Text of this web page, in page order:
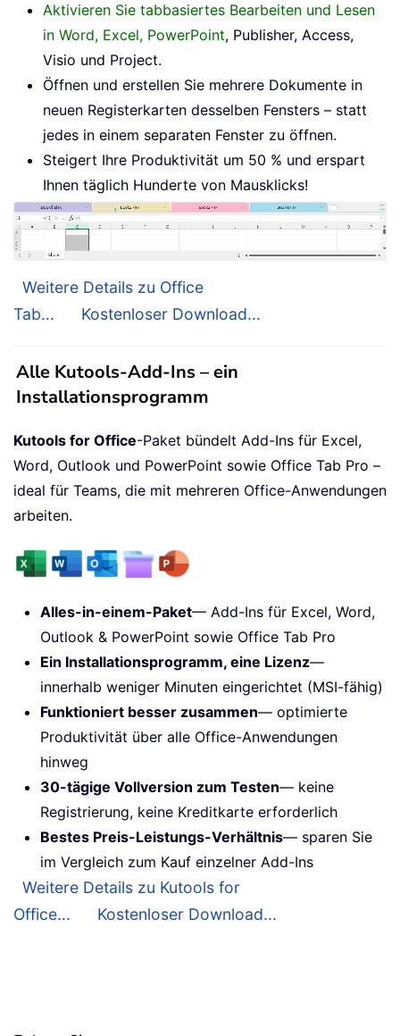
Aktivieren Sie tabbasiertes Bearbeiten und Lesen
in Word, Excel, PowerPoint, Publisher, Access,
Visio und Project.
Öffnen und erstellen Sie mehrere Dokumente in
neuen Registerkarten desselben Fensters – statt
jedes in einem separaten Fenster zu öffnen.
Steigert Ihre Produktivität um 50 % und erspart
Ihnen täglich Hunderte von Mausklicks!
Weitere Details zu Office
Tab...
Kostenloser Download...
Alle Kutools-Add-Ins – ein
Installationsprogramm
Kutools for Office-Paket bündelt Add-Ins für Excel,
Word, Outlook und PowerPoint sowie Office Tab Pro –
ideal für Teams, die mit mehreren Office-Anwendungen
arbeiten.
Alles-in-einem-Paket— Add-Ins für Excel, Word,
Outlook & PowerPoint sowie Office Tab Pro
Ein Installationsprogramm, eine Lizenz—
innerhalb weniger Minuten eingerichtet (MSI-fähig)
Funktioniert besser zusammen— optimierte
Produktivität über alle Office-Anwendungen
hinweg
30-tägige Vollversion zum Testen— keine
Registrierung, keine Kreditkarte erforderlich
Bestes Preis-Leistungs-Verhältnis— sparen Sie
im Vergleich zum Kauf einzelner Add-Ins
Weitere Details zu Kutools for
Office...
Kostenloser Download...